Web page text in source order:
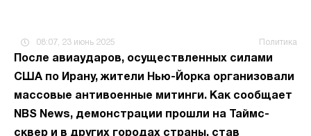
08:07, 23 июнь 2025 Политика
После авиаударов, осуществленных силами
США по Ирану, жители Нью-Йорка организовали
массовые антивоенные митинги. Как сообщает
NBS News, демонстрации прошли на Таймс-
сквер и в других городах страны, став